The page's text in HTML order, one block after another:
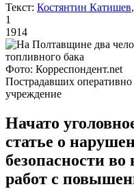
Текст: Костянтин Катишев
1
1914
Фото: Корреспондент.net
Пострадавших
учреждение
Начато
статье о
безопасности
работ с